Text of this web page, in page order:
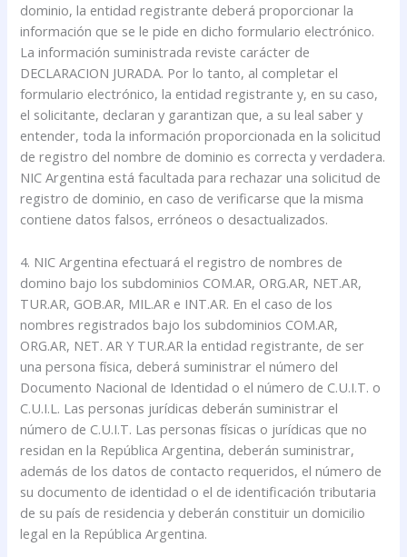
dominio, la entidad registrante deberá proporcionar la
información que se le pide en dicho formulario electrónico.
La información suministrada reviste carácter de
DECLARACION JURADA. Por lo tanto, al completar el
formulario electrónico, la entidad registrante y, en su caso,
el solicitante, declaran y garantizan que, a su leal saber y
entender, toda la información proporcionada en la solicitud
de registro del nombre de dominio es correcta y verdadera.
NIC Argentina está facultada para rechazar una solicitud de
registro de dominio, en caso de verificarse que la misma
contiene datos falsos, erróneos o desactualizados.
4. NIC Argentina efectuará el registro de nombres de
domino bajo los subdominios COM.AR, ORG.AR, NET.AR,
TUR.AR, GOB.AR, MIL.AR e INT.AR. En el caso de los
nombres registrados bajo los subdominios COM.AR,
ORG.AR, NET. AR Y TUR.AR la entidad registrante, de ser
una persona física, deberá suministrar el número del
Documento Nacional de Identidad o el número de C.U.I.T. o
C.U.I.L. Las personas jurídicas deberán suministrar el
número de C.U.I.T. Las personas físicas o jurídicas que no
residan en la República Argentina, deberán suministrar,
además de los datos de contacto requeridos, el número de
su documento de identidad o el de identificación tributaria
de su país de residencia y deberán constituir un domicilio
legal en la República Argentina.